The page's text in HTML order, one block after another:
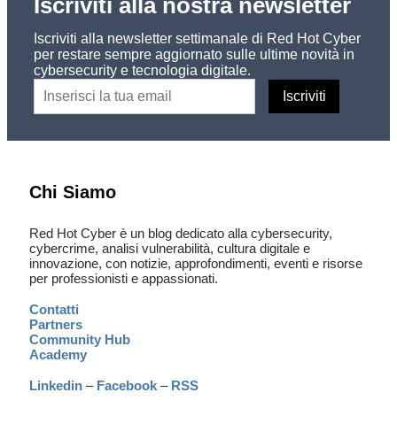
Iscriviti alla nostra newsletter
Iscriviti alla newsletter settimanale di Red Hot Cyber
per restare sempre aggiornato sulle ultime novità in
cybersecurity e tecnologia digitale.
Chi Siamo
Red Hot Cyber è un blog dedicato alla cybersecurity,
cybercrime, analisi vulnerabilità, cultura digitale e
innovazione, con notizie, approfondimenti, eventi e risorse
per professionisti e appassionati.
Contatti
Partners
Community Hub
Academy
Linkedin – Facebook – RSS